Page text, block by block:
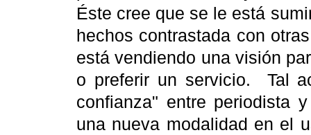
Éste cree que se le está
hechos contrastada con
está vendiendo una visión
o preferir un servicio.
Tal
confianza" entre periodista
una nueva modalidad en el